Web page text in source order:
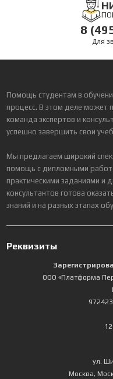
8
Для
Помощь студентам в
процесс. В этом деле может
команда экспертов и
успешно завершить свои
Мы предлагаем широкий
помощь с дипломными
практическими заданиями и
консультантов готова
знаний и на разных этапах
Реквизиты
ООО «Платформа
ул.
Москва,